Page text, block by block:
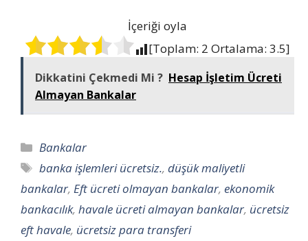
İçeriği oyla
[Toplam: 2 Ortalama: 3.5]
Dikkatini Çekmedi Mi ? Hesap İşletim Ücreti
Almayan Bankalar
Kategoriler
Bankalar
Etiketler
banka işlemleri ücretsiz.,düşük maliyetli
bankalar, Eft ücreti olmayan bankalar, ekonomik
bankacılık, havale ücreti almayan bankalar, ücretsiz
eft havale, ücretsiz para transferi